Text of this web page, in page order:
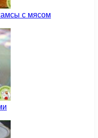
с мясом